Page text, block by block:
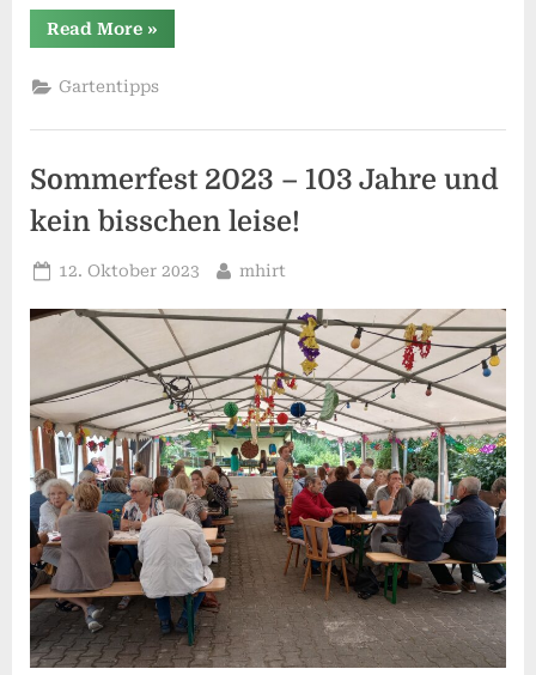
Read More“Einbrüche
in
»
Gartentipps
Sommerfest 2023 – 103 Jahre und
kein bisschen leise!
Posted
12. Oktober 2023 By
mhirt